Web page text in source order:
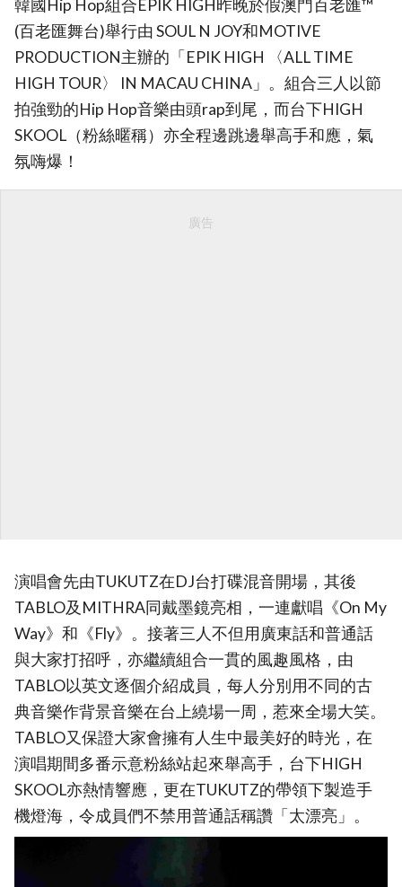
韓國Hip Hop組合EPIK HIGH昨晚於假澳門百老匯™️
(百老匯舞台)舉行由 SOUL N JOY和MOTIVE
PRODUCTION主辦的「EPIK HIGH 〈ALL TIME
HIGH TOUR〉 IN MACAU CHINA」。組合三人以節
拍強勁的Hip Hop音樂由頭rap到尾，而台下HIGH
SKOOL（粉絲暱稱）亦全程邊跳邊舉高手和應，氣
氛嗨爆！
廣告
演唱會先由TUKUTZ在DJ台打碟混音開場，其後
TABLO及MITHRA同戴墨鏡亮相，一連獻唱《On My
Way》和《Fly》。接著三人不但用廣東話和普通話
與大家打招呼，亦繼續組合一貫的風趣風格，由
TABLO以英文逐個介紹成員，每人分別用不同的古
典音樂作背景音樂在台上繞場一周，惹來全場大笑。
TABLO又保證大家會擁有人生中最美好的時光，在
演唱期間多番示意粉絲站起來舉高手，台下HIGH
SKOOL亦熱情響應，更在TUKUTZ的帶領下製造手
機燈海，令成員們不禁用普通話稱讚「太漂亮」。